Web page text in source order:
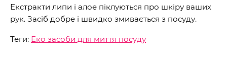
Екстракти липи і алое піклуються про шкіру ваших
рук. Засіб добре і швидко змивається з посуду.
Теги: Еко засоби для миття посуду